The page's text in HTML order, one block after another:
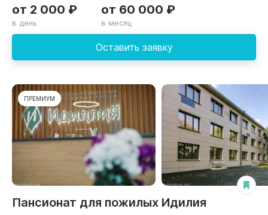
Оставить заявку
от 2 000 ₽
в день
от 60 000 ₽
в месяц
ПРЕМИУМ
Пансионат для пожилых Идилия